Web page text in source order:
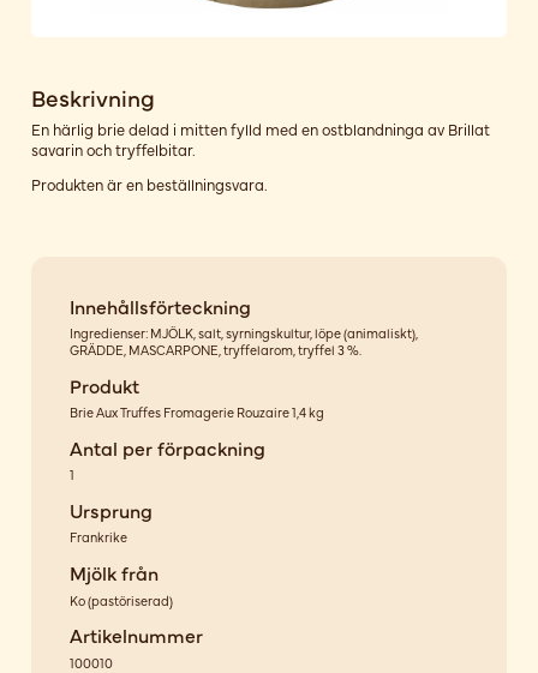
Beskrivning
En härlig brie delad i mitten fylld med en ostblandninga av Brillat
savarin och tryffelbitar.
Produkten är en beställningsvara.
Innehållsförteckning
Ingredienser: MJÖLK, salt, syrningskultur, löpe (animaliskt),
GRÄDDE, MASCARPONE, tryffelarom, tryffel 3 %.
Produkt
Brie Aux Truffes Fromagerie Rouzaire 1,4 kg
Antal per förpackning
1
Ursprung
Frankrike
Mjölk från
Ko(pastöriserad)
Artikelnummer
100010